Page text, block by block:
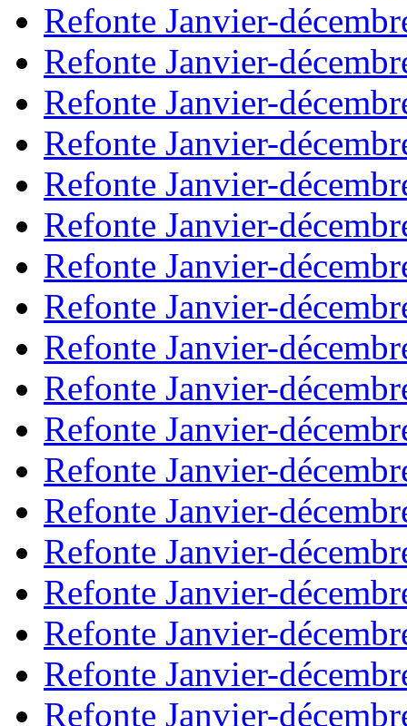
Refonte Janvier-
Refonte Janvier-
Refonte Janvier-
Refonte Janvier-
Refonte Janvier-
Refonte Janvier-
Refonte Janvier-
Refonte Janvier-
Refonte Janvier-
Refonte Janvier-
Refonte Janvier-
Refonte Janvier-
Refonte Janvier-
Refonte Janvier-
Refonte Janvier-
Refonte Janvier-
Refonte Janvier-
Refonte Janvier-